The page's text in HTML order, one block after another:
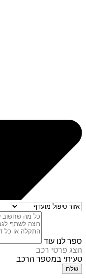
ספר לנו עוד
הצג פרטי רכב
טעיתי במספר הרכב
שלח